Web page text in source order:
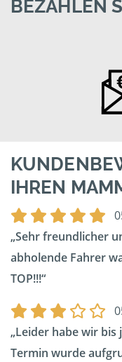
BEZAHLEN
IHREN
Sehr freundlicher
abholende Fahrer
TOP!!!
Leider habe wir bis
Termin wurde